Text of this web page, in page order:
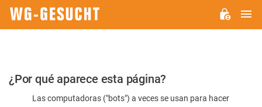
Por
favor,
¿Por qué aparece esta página?
Las computadoras ("bots") a veces se usan para hacer